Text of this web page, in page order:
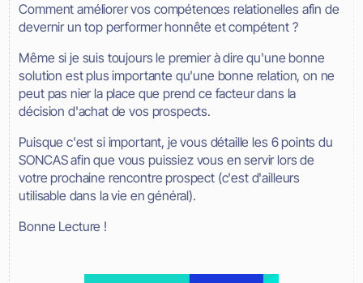
Comment améliorer vos compétences relationelles afin de
devernir un top performer honnête et compétent ?
Même si je suis toujours le premier à dire qu'une bonne
solution est plus importante qu'une bonne relation, on ne
peut pas nier la place que prend ce facteur dans la
décision d'achat de vos prospects.
Puisque c'est si important, je vous détaille les 6 points du
SONCAS afin que vous puissiez vous en servir lors de
votre prochaine rencontre prospect (c'est d'ailleurs
utilisable dans la vie en général).
Bonne Lecture !